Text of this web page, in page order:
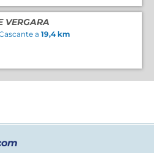
VERGARA
a 19,4 km